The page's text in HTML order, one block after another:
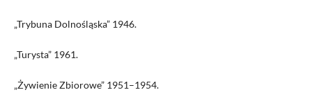
„Trybuna Dolnośląska” 1946.
„Turysta” 1961.
„Żywienie Zbiorowe” 1951–1954.